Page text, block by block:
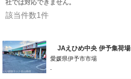
社では対応できません。
該当件数1件
JAえひめ中央 伊予集荷場
愛媛県伊予市市場
-